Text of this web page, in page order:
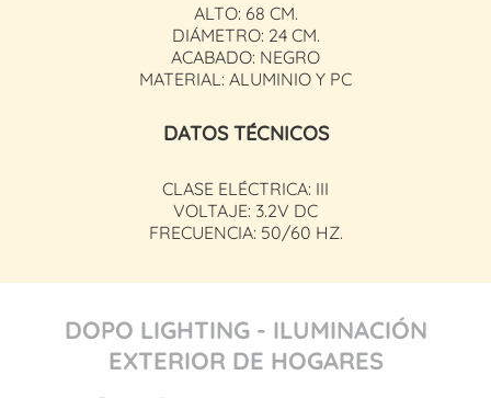
ALTO: 68 CM.
DIÁMETRO: 24 CM.
ACABADO: NEGRO
MATERIAL: ALUMINIO Y PC
DATOS TÉCNICOS
CLASE ELÉCTRICA: III
VOLTAJE: 3.2V DC
FRECUENCIA: 50/60 HZ.
DOPO LIGHTING - ILUMINACIÓN
EXTERIOR DE HOGARES